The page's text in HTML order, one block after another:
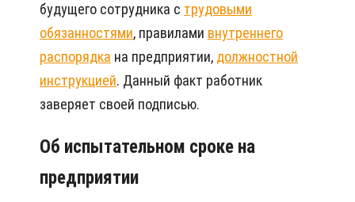
будущего сотрудника с трудовыми
обязанностями, правилами внутреннего
распорядка на предприятии, должностной
инструкцией. Данный факт работник
заверяет своей подписью.
Об испытательном сроке на
предприятии